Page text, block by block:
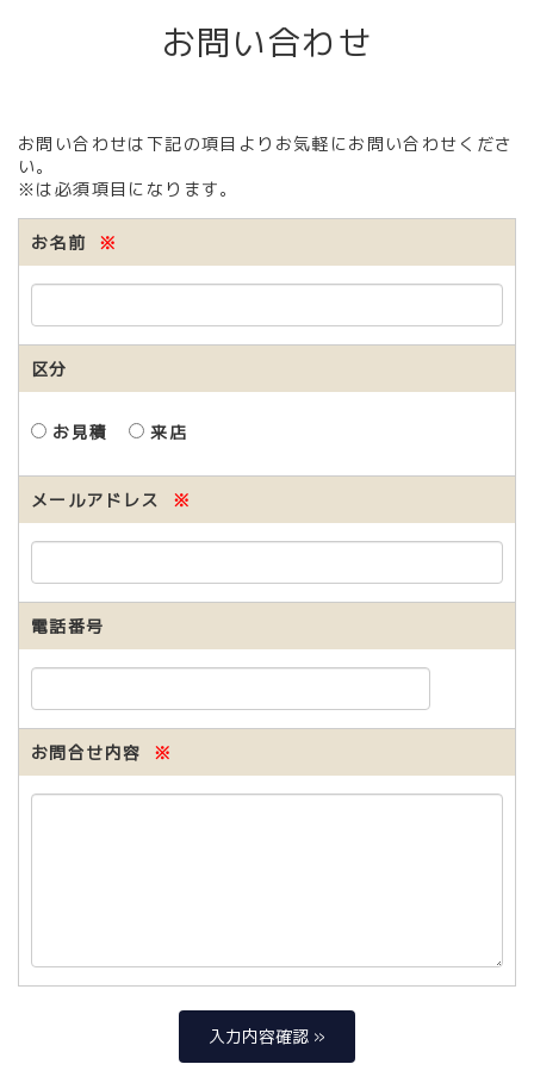
お問い合わせ
お問い合わせは下記の項目よりお気軽にお問い合わせくださ
い。
※は必須項目になります。
お名前 ※
区分
お見積 来店
メールアドレス ※
電話番号
お問合せ内容 ※